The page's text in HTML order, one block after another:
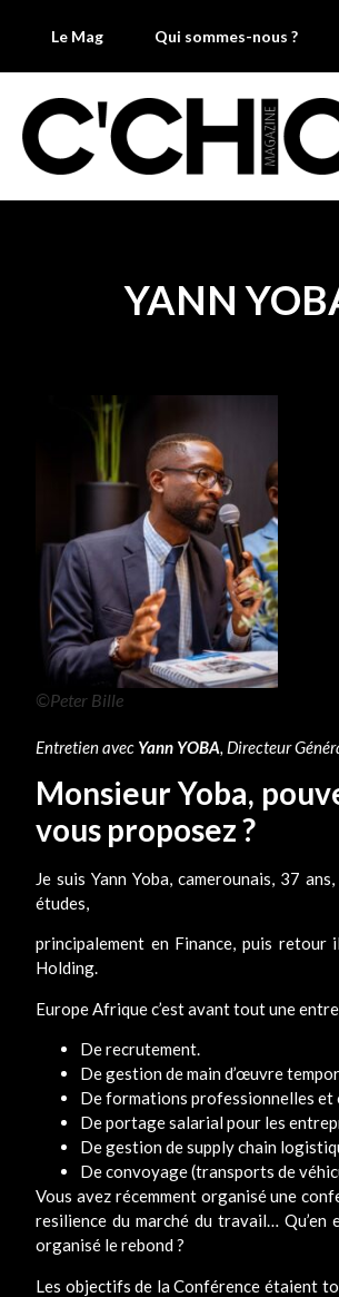
Le Mag Qui sommes-nous ?
YANN
©Peter Bille
Entretien avec Yann YOBA, Directeur
Monsieur Yoba,
vous proposez ?
Je suis Yann Yoba, camerounais, 37
études,
principalement en Finance, puis retour
Holding.
Europe Afrique c’est avant tout une
De recrutement.
De gestion de main d’œuvre
De formations professionnelles et
De portage salarial pour les
De gestion de supply chain
De convoyage (transports de
Vous avez récemment organisé une
resilience du marché du travail…
organisé le rebond ?
Les objectifs de la Conférence étaient